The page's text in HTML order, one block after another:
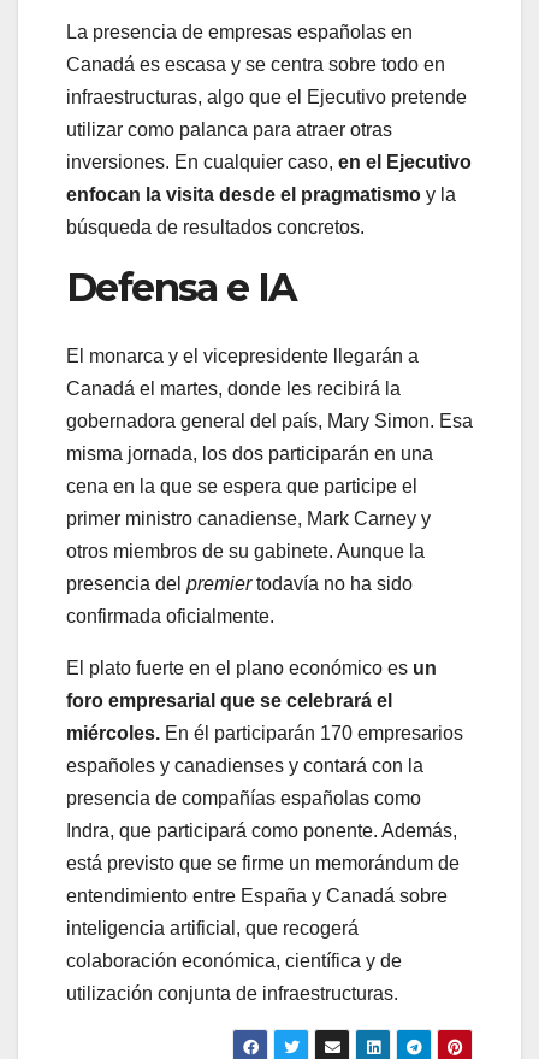
La presencia de empresas españolas en
Canadá es escasa y se centra sobre todo en
infraestructuras, algo que el Ejecutivo pretende
utilizar como palanca para atraer otras
inversiones. En cualquier caso, en el Ejecutivo
enfocan la visita desde el pragmatismo y la
búsqueda de resultados concretos.
Defensa e IA
El monarca y el vicepresidente llegarán a
Canadá el martes, donde les recibirá la
gobernadora general del país, Mary Simon. Esa
misma jornada, los dos participarán en una
cena en la que se espera que participe el
primer ministro canadiense, Mark Carney y
otros miembros de su gabinete. Aunque la
presencia del premiertodavía no ha sido
confirmada oficialmente.
El plato fuerte en el plano económico es un
foro empresarial que se celebrará el
miércoles. En él participarán 170 empresarios
españoles y canadienses y contará con la
presencia de compañías españolas como
Indra, que participará como ponente. Además,
está previsto que se firme un memorándum de
entendimiento entre España y Canadá sobre
inteligencia artificial, que recogerá
colaboración económica, científica y de
utilización conjunta de infraestructuras.